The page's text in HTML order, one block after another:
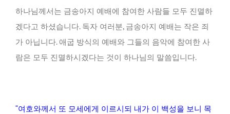
하나님께서는 금송아지 예배에 참여한 사람들 모두 진멸하
겠다고 하셨습니다. 독자 여러분, 금송아지 예배는 작은 죄
가 아닙니다. 애굽 방식의 예배와 그들의 음악에 참여한 사
람은 모두 진멸하시겠다는 것이 하나님의 말씀입니다.
“여호와께서 또 모세에게 이르시되 내가 이 백성을 보니 목